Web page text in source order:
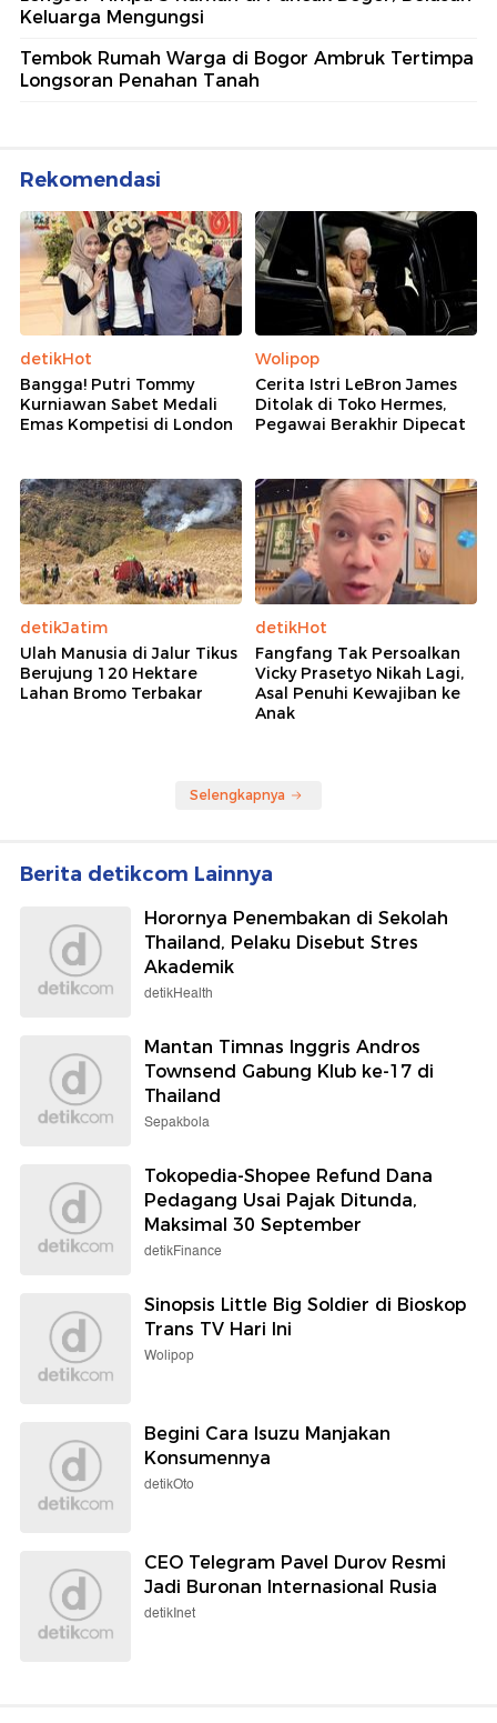
Keluarga Mengungsi
Tembok Rumah Warga di Bogor Ambruk Tertimpa
Longsoran Penahan Tanah
Rekomendasi
detikHot
Bangga! Putri Tommy
Kurniawan Sabet Medali
Emas Kompetisi di London
Wolipop
Cerita Istri LeBron James
Ditolak di Toko Hermes,
Pegawai Berakhir Dipecat
detikJatim
Ulah Manusia di Jalur Tikus
Berujung 120 Hektare
Lahan Bromo Terbakar
detikHot
Fangfang Tak Persoalkan
Vicky Prasetyo Nikah Lagi,
Asal Penuhi Kewajiban ke
Anak
Selengkapnya
Berita detikcom Lainnya
Horornya Penembakan di Sekolah
Thailand, Pelaku Disebut Stres
Akademik
detikHealth
Mantan Timnas Inggris Andros
Townsend Gabung Klub ke-17 di
Thailand
Sepakbola
Tokopedia-Shopee Refund Dana
Pedagang Usai Pajak Ditunda,
Maksimal 30 September
detikFinance
Sinopsis Little Big Soldier di Bioskop
Trans TV Hari Ini
Wolipop
Begini Cara Isuzu Manjakan
Konsumennya
detikOto
CEO Telegram Pavel Durov Resmi
Jadi Buronan Internasional Rusia
detikInet